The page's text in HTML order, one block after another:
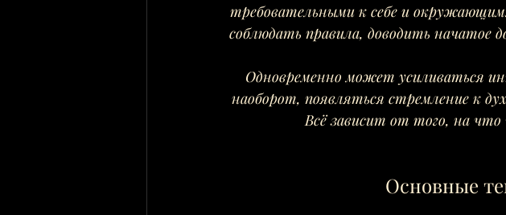
требовательными к себе и
соблюдать правила, доводить начатое
Одновременно может усиливаться
наоборот, появляться стремление к
Всё зависит от того, на что
Основные